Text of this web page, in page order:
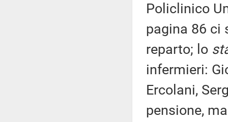
Policlinico
pagina 86 ci
reparto; lo
infermieri:
Ercolani,
pensione,